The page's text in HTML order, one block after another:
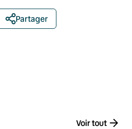
Partager
Voir tout